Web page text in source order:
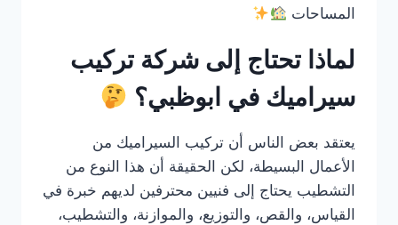
المساحات
لماذا تحتاج إلى شركة تركيب
سيراميك في ابوظبي؟
يعتقد بعض الناس أن تركيب السيراميك من
الأعمال البسيطة، لكن الحقيقة أن هذا النوع من
التشطيب يحتاج إلى فنيين محترفين لديهم خبرة في
القياس، والقص، والتوزيع، والموازنة، والتشطيب،